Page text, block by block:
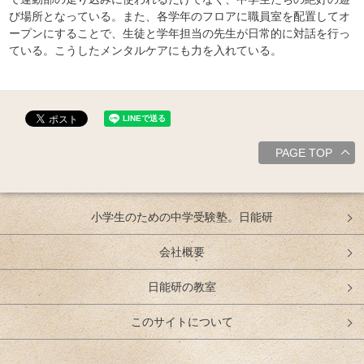
び場所となっている。また、各学年のフロアに職員室を配置してオ
ープンにすることで、生徒と学年担当の先生が日常的に対話を行っ
ている。こうしたメンタルケアにも力を入れている。
PAGE TOP
小学生のための中学受験塾。日能研
会社概要
日能研の教室
このサイトについて